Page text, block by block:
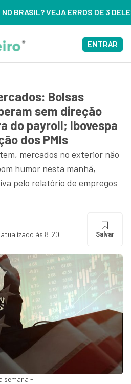
– ASSISTA AGORA
ENTRAR
Bolsas
sem direção
do payroll; Ibovespa
dos PMIs
mercados no exterior não
humor nesta manhã,
pelo relatório de empregos
às 8:20 Salvar
semana -